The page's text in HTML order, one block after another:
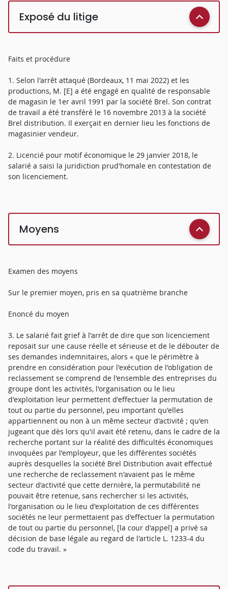
Exposé du litige
Faits et procédure
1. Selon l'arrêt attaqué (Bordeaux, 11 mai 2022) et les
productions, M. [E] a été engagé en qualité de responsable
de magasin le 1er avril 1991 par la société Brel. Son contrat
de travail a été transféré le 16 novembre 2013 à la société
Brel distribution. Il exerçait en dernier lieu les fonctions de
magasinier vendeur.
2. Licencié pour motif économique le 29 janvier 2018, le
salarié a saisi la juridiction prud'homale en contestation de
son licenciement.
Moyens
Examen des moyens
Sur le premier moyen, pris en sa quatrième branche
Enoncé du moyen
3. Le salarié fait grief à l'arrêt de dire que son licenciement
reposait sur une cause réelle et sérieuse et de le débouter de
ses demandes indemnitaires, alors « que le périmètre à
prendre en considération pour l'exécution de l'obligation de
reclassement se comprend de l'ensemble des entreprises du
groupe dont les activités, l'organisation ou le lieu
d'exploitation leur permettent d'effectuer la permutation de
tout ou partie du personnel, peu important qu'elles
appartiennent ou non à un même secteur d'activité ; qu'en
jugeant que dès lors qu'il avait été retenu, dans le cadre de la
recherche portant sur la réalité des difficultés économiques
invoquées par l'employeur, que les différentes sociétés
auprès desquelles la société Brel Distribution avait effectué
une recherche de reclassement n'avaient pas le même
secteur d'activité que cette dernière, la permutabilité ne
pouvait être retenue, sans rechercher si les activités,
l'organisation ou le lieu d'exploitation de ces différentes
sociétés ne leur permettaient pas d'effectuer la permutation
de tout ou partie du personnel, [la cour d'appel] a privé sa
décision de base légale au regard de l'article L. 1233-4 du
code du travail. »